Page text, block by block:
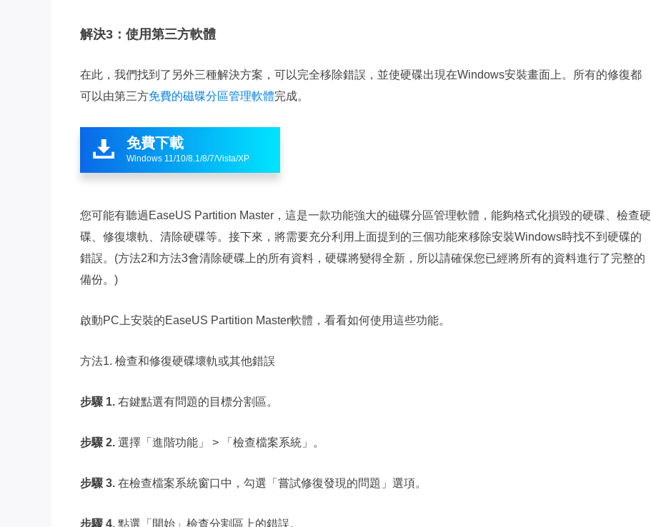
解決3：使用第三方軟體
在此，我們找到了另外三種解決方案，可以完全移除錯誤，並使硬碟出現在Windows安裝畫面上。所有的修復都
可以由第三方免費的磁碟分區管理軟體完成。
 免費下載
Windows 11/10/8.1/8/7/Vista/XP
您可能有聽過EaseUS Partition Master，這是一款功能強大的磁碟分區管理軟體，能夠格式化損毀的硬碟、檢查硬
碟、修復壞軌、清除硬碟等。接下來，將需要充分利用上面提到的三個功能來移除安裝Windows時找不到硬碟的
錯誤。(方法2和方法3會清除硬碟上的所有資料，硬碟將變得全新，所以請確保您已經將所有的資料進行了完整的
備份。)
啟動PC上安裝的EaseUS Partition Master軟體，看看如何使用這些功能。
方法1. 檢查和修復硬碟壞軌或其他錯誤
步驟 1. 右鍵點選有問題的目標分割區。
步驟 2. 選擇「進階功能」 > 「檢查檔案系統」。
步驟 3. 在檢查檔案系統窗口中，勾選「嘗試修復發現的問題」選項。
步驟 4. 點選「開始」檢查分割區上的錯誤。